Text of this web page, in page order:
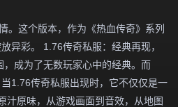
。这个版本，作为《热血传奇》系列
异彩。 1.76传奇私服：经典再现，
成为了无数玩家心中的经典。而
1.76传奇私服出现时，它不仅仅是一
汁原味，从游戏画面到音效，从地图